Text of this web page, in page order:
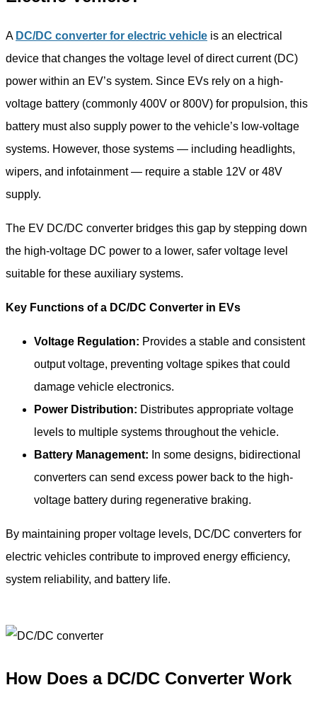
A DC/DC converter for electric vehicle is an electrical
device that changes the voltage level of direct current (DC)
power within an EV’s system. Since EVs rely on a high-
voltage battery (commonly 400V or 800V) for propulsion, this
battery must also supply power to the vehicle’s low-voltage
systems. However, those systems — including headlights,
wipers, and infotainment — require a stable 12V or 48V
supply.
The EV DC/DC converter bridges this gap by stepping down
the high-voltage DC power to a lower, safer voltage level
suitable for these auxiliary systems.
Key Functions of a DC/DC Converter in EVs
Voltage Regulation: Provides a stable and consistent
output voltage, preventing voltage spikes that could
damage vehicle electronics.
Power Distribution: Distributes appropriate voltage
levels to multiple systems throughout the vehicle.
Battery Management: In some designs, bidirectional
converters can send excess power back to the high-
voltage battery during regenerative braking.
By maintaining proper voltage levels, DC/DC converters for
electric vehicles contribute to improved energy efficiency,
system reliability, and battery life.
How Does a DC/DC Converter Work